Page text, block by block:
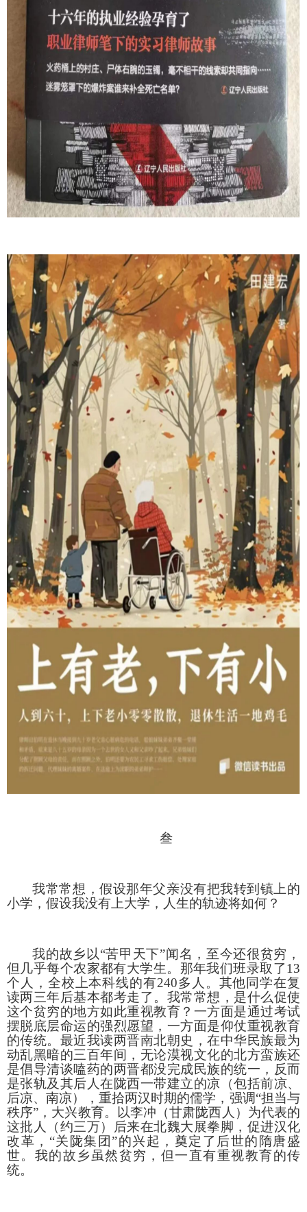
叁
我常常想，假设那年父亲没有把我转到镇上的
小学，假设我没有上大学，人生的轨迹将如何？
我的故乡以“苦甲天下”闻名，至今还很贫穷，
但几乎每个农家都有大学生。那年我们班录取了13
个人，全校上本科线的有240多人。其他同学在复
读两三年后基本都考走了。我常常想，是什么促使
这个贫穷的地方如此重视教育？一方面是通过考试
摆脱底层命运的强烈愿望，一方面是仰仗重视教育
的传统。最近我读两晋南北朝史，在中华民族最为
动乱黑暗的三百年间，无论漠视文化的北方蛮族还
是倡导清谈嗑药的两晋都没完成民族的统一，反而
是张轨及其后人在陇西一带建立的凉（包括前凉、
后凉、南凉），重拾两汉时期的儒学，强调“担当与
秩序”，大兴教育。以李冲（甘肃陇西人）为代表的
这批人（约三万）后来在北魏大展拳脚，促进汉化
改革，“关陇集团”的兴起，奠定了后世的隋唐盛
世。我的故乡虽然贫穷，但一直有重视教育的传
统。